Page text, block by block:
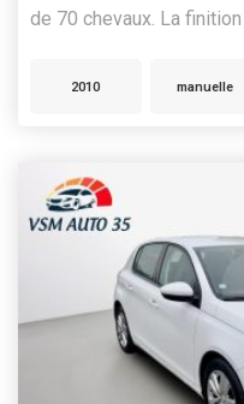
de 70 chevaux. La finition
2010 manuelle